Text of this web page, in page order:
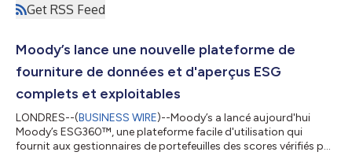
Get RSS Feed
Moody’s lance une nouvelle plateforme de
fourniture de données et d'aperçus ESG
complets et exploitables
LONDRES--(BUSINESS WIRE)--Moody’s a lancé aujourd'hui
Moody’s ESG360™, une plateforme facile d'utilisation qui
fournit aux gestionnaires de portefeuilles des scores vérifiés par